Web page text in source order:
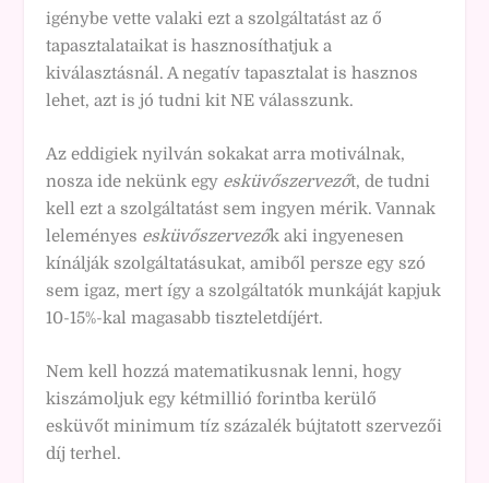
igénybe vette valaki ezt a szolgáltatást az ő
tapasztalataikat is hasznosíthatjuk a
kiválasztásnál. A negatív tapasztalat is hasznos
lehet, azt is jó tudni kit NE válasszunk.
Az eddigiek nyilván sokakat arra motiválnak,
nosza ide nekünk egy esküvőszervezőt, de tudni
kell ezt a szolgáltatást sem ingyen mérik. Vannak
leleményes esküvőszervezők aki ingyenesen
kínálják szolgáltatásukat, amiből persze egy szó
sem igaz, mert így a szolgáltatók munkáját kapjuk
10-15%-kal magasabb tiszteletdíjért.
Nem kell hozzá matematikusnak lenni, hogy
kiszámoljuk egy kétmillió forintba kerülő
esküvőt minimum tíz százalék bújtatott szervezői
díj terhel.